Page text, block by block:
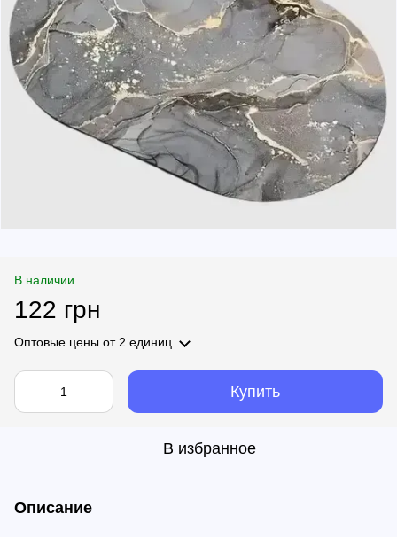
В наличии
122 грн
Оптовые цены от 2 единиц
Купить
В избранное
Описание